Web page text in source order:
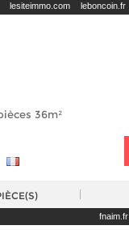
lesiteimmo.com leboncoin.fr
36m²
fnaim.fr